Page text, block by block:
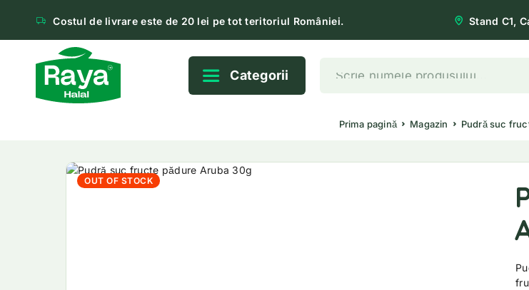
Costul de livrare este de 20 lei pe tot teritoriul României. Stand C1,
Categorii
Prima pagină Magazin Pudră suc
OUT OF STOCK